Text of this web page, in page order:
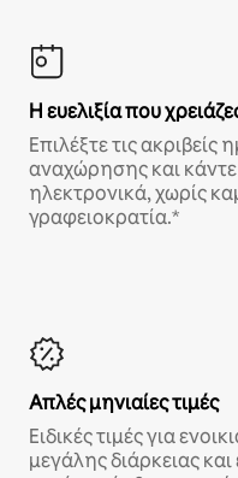
Η ευελιξία που
Επιλέξτε τις ακριβείς
αναχώρησης και
ηλεκτρονικά, χωρίς
γραφειοκρατία.*
Απλές μηνιαίες τιμές
Ειδικές τιμές για
μεγάλης διάρκειας